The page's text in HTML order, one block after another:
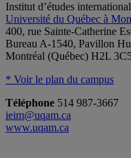
Institut d’études
Université du Québec à
400, rue Sainte-Catherine
Bureau A-1540, Pavillon
Montréal (Québec) H2L
* Voir le plan du campus
Téléphone 514 987-3667
ieim@uqam.ca
www.uqam.ca